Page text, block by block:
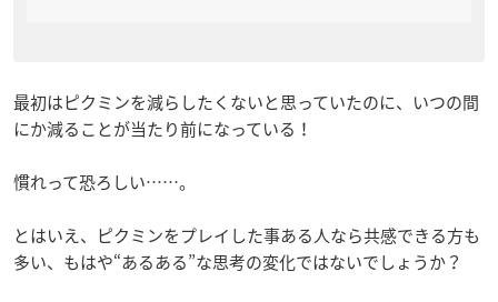
最初はピクミンを減らしたくないと思っていたのに、いつの間
にか減ることが当たり前になっている！
慣れって恐ろしい……。
とはいえ、ピクミンをプレイした事ある人なら共感できる方も
多い、もはや“あるある”な思考の変化ではないでしょうか？